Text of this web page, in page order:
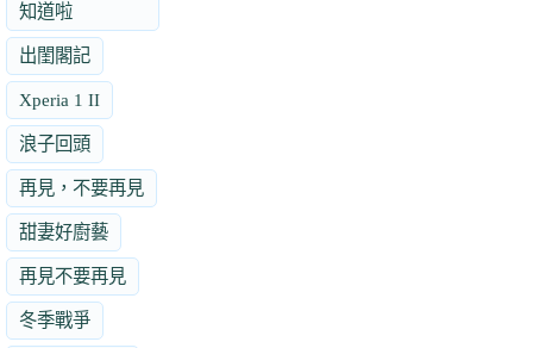
知道啦
出閨閣記
Xperia 1 II
浪子回頭
再見，不要再見
甜妻好廚藝
再見不要再見
冬季戰爭